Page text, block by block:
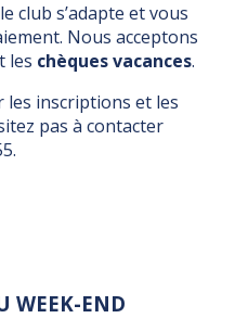
club s’adapte et vous
Nous acceptons
les chèques vacances.
inscriptions et les
pas à contacter
WEEK-END